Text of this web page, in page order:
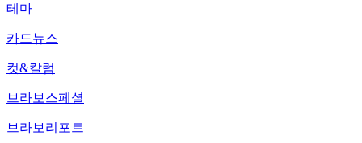
테마
카드뉴스
컷&칼럼
브라보스페셜
브라보리포트